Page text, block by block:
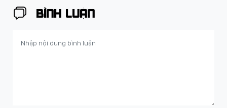
BÌNH LUẬN